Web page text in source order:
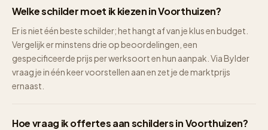
Welke schilder moet ik kiezen in Voorthuizen?
Er is niet één beste schilder; het hangt af van je klus en budget.
Vergelijk er minstens drie op beoordelingen, een
gespecificeerde prijs per werksoort en hun aanpak. Via Bylder
vraag je in één keer voorstellen aan en zet je de marktprijs
ernaast.
Hoe vraag ik offertes aan schilders in Voorthuizen?